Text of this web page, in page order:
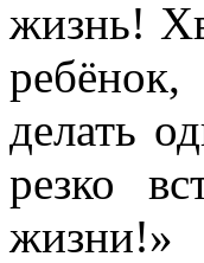
жизнь!
делать
резко
жизни!»